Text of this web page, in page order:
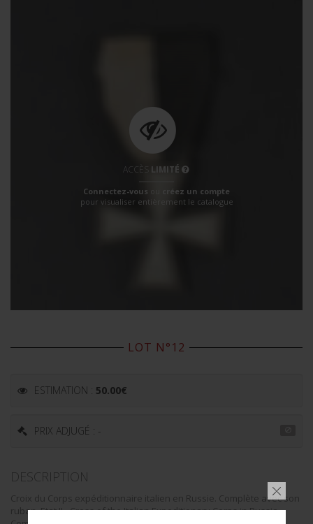
ACCÈS LIMITÉ
Connectez-vous
créez un compte
pour visualiser entièrement le catalogue
LOT N°12
ESTIMATION : 50.00€
PRIX ADJUGÉ : -
DESCRIPTION
Croix du Corps expéditionnaire italien en Russie. Complète avec son
ruban. Etat II-. Cross of the Italian Expeditionary Corps in Russia.